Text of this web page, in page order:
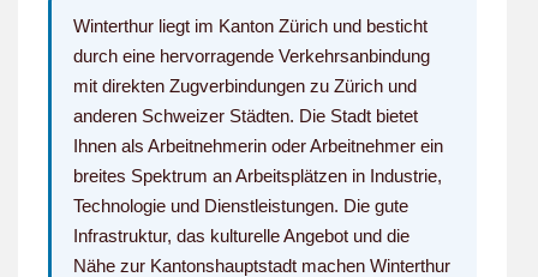
Winterthur liegt im Kanton Zürich und besticht
durch eine hervorragende Verkehrsanbindung
mit direkten Zugverbindungen zu Zürich und
anderen Schweizer Städten. Die Stadt bietet
Ihnen als Arbeitnehmerin oder Arbeitnehmer ein
breites Spektrum an Arbeitsplätzen in Industrie,
Technologie und Dienstleistungen. Die gute
Infrastruktur, das kulturelle Angebot und die
Nähe zur Kantonshauptstadt machen Winterthur